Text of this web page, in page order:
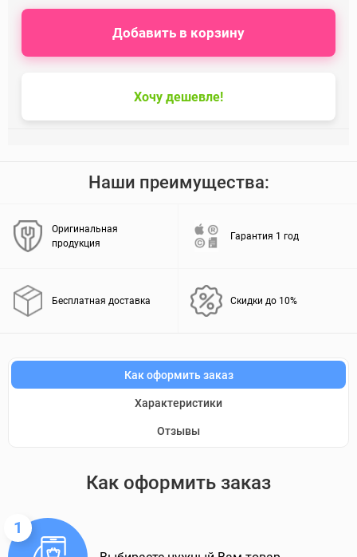
Хочу дешевле!
Добавить в корзину
Наши преимущества:
Оригинальная
продукция
Гарантия 1 год
Бесплатная доставка Скидки до 10%
Как оформить заказ
Характеристики
Отзывы
Как оформить заказ
1